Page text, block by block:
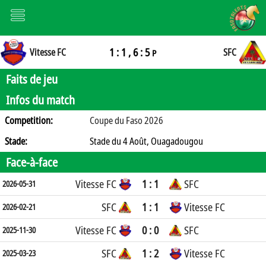
Vitesse FC 1 : 1 , 6 : 5 P SFC
Faits de jeu
Infos du match
Competition:
Coupe du Faso 2026
Stade:
Stade du 4 Août, Ouagadougou
Face-à-face
2026-05-31 Vitesse FC 1 : 1 SFC
2026-02-21 SFC 1 : 1 Vitesse FC
2025-11-30 Vitesse FC 0 : 0 SFC
2025-03-23 SFC 1 : 2 Vitesse FC